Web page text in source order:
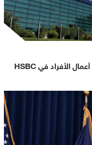
الإمارات دبي الوطني مصر يستحوذ على أعمال الأفراد في HSBC